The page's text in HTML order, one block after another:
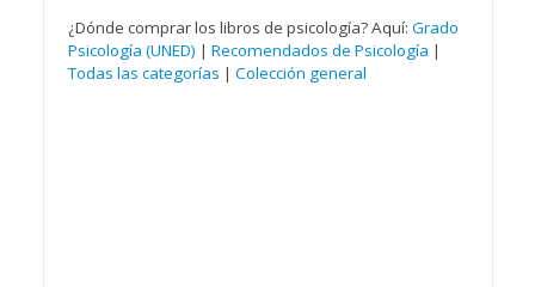
¿Dónde comprar los libros de psicología? Aquí: Grado
Psicología (UNED) | Recomendados de Psicología |
Todas las categorías | Colección general